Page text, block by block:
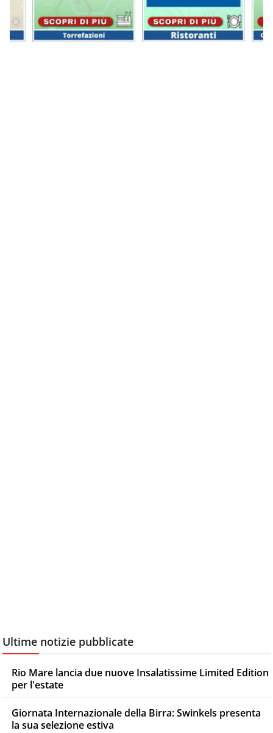
Ultime notizie pubblicate
Rio Mare lancia due nuove Insalatissime Limited Edition
per l'estate
Giornata Internazionale della Birra: Swinkels presenta
la sua selezione estiva